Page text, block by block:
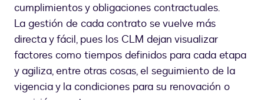
cumplimientos y obligaciones contractuales.
La gestión de cada contrato se vuelve más
directa y fácil, pues los CLM dejan visualizar
factores como tiempos definidos para cada etapa
y agiliza, entre otras cosas, el seguimiento de la
vigencia y la condiciones para su renovación o